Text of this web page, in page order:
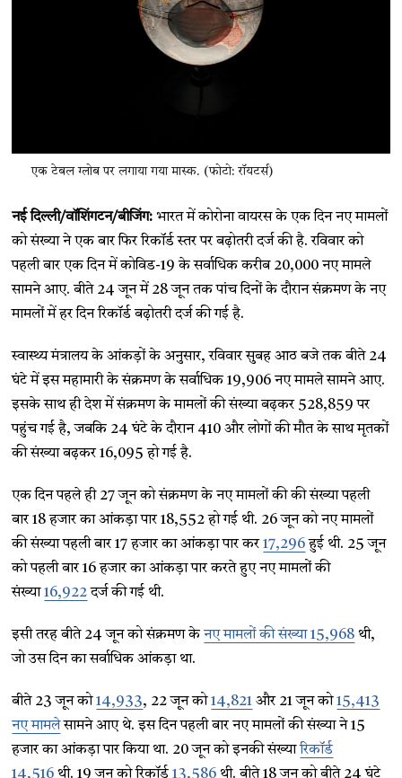
एक टेबल ग्लोब पर लगाया गया मास्क. (फोटो: रॉयटर्स)
नई दिल्ली/वॉशिंगटन/बीजिंग: भारत में कोरोना वायरस के एक दिन नए मामलों
को संख्या ने एक बार फिर रिकॉर्ड स्तर पर बढ़ोतरी दर्ज की है. रविवार को
पहली बार एक दिन में कोविड-19 के सर्वाधिक करीब 20,000 नए मामले
सामने आए. बीते 24 जून में 28 जून तक पांच दिनों के दौरान संक्रमण के नए
मामलों में हर दिन रिकॉर्ड बढ़ोतरी दर्ज की गई है.
स्वास्थ्य मंत्रालय के आंकड़ों के अनुसार, रविवार सुबह आठ बजे तक बीते 24
घंटे में इस महामारी के संक्रमण के सर्वाधिक 19,906 नए मामले सामने आए.
इसके साथ ही देश में संक्रमण के मामलों की संख्या बढ़कर 528,859 पर
पहुंच गई है, जबकि 24 घंटे के दौरान 410 और लोगों की मौत के साथ मृतकों
की संख्या बढ़कर 16,095 हो गई है.
एक दिन पहले ही 27 जून को संक्रमण के नए मामलों की की संख्या पहली
बार 18 हजार का आंकड़ा पार 18,552 हो गई थी. 26 जून को नए मामलों
की संख्या पहली बार 17 हजार का आंकड़ा पार कर17,296हुई थी. 25 जून
को पहली बार 16 हजार का आंकड़ा पार करते हुए नए मामलों की
संख्या16,922दर्ज की गई थी.
इसी तरह बीते 24 जून को संक्रमण केनए मामलों की संख्या 15,968 थी,
जो उस दिन का सर्वाधिक आंकड़ा था.
बीते 23 जून को14,933, 22 जून को14,821 और 21 जून को15,413
नए मामलेसामने आए थे. इस दिन पहली बार नए मामलों की संख्या ने 15
हजार का आंकड़ा पार किया था. 20 जून को इनकी संख्यारिकॉर्ड
14,516 थी. 19 जून को रिकॉर्ड13,586 थी. बीते 18 जून को बीते 24 घंटे